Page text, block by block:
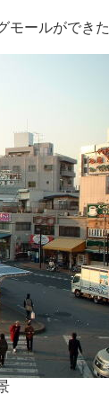
モールができた